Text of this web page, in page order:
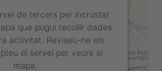
de tercers per incrustar
que pugui recollir dades
activitat. Reviseu-ne els
el servei per veure el
mapa.